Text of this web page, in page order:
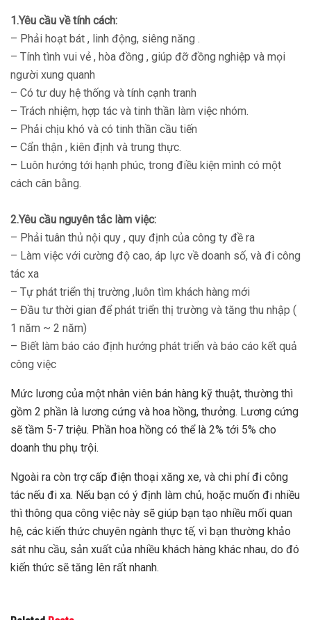
1.Yêu cầu về tính cách:
– Phải hoạt bát , linh động, siêng năng .
– Tính tình vui vẻ , hòa đồng , giúp đỡ đồng nghiệp và mọi
người xung quanh
– Có tư duy hệ thống và tính cạnh tranh
– Trách nhiệm, hợp tác và tinh thần làm việc nhóm.
– Phải chịu khó và có tinh thần cầu tiến
– Cẩn thận , kiên định và trung thực.
– Luôn hướng tới hạnh phúc, trong điều kiện mình có một
cách cân bằng.
2.Yêu cầu nguyên tắc làm việc:
– Phải tuân thủ nội quy , quy định của công ty đề ra
– Làm việc với cường độ cao, áp lực về doanh số, và đi công
tác xa
– Tự phát triển thị trường ,luôn tìm khách hàng mới
– Đầu tư thời gian để phát triển thị trường và tăng thu nhập (
1 năm ~ 2 năm)
– Biết làm báo cáo định hướng phát triển và báo cáo kết quả
công việc
Mức lương của một nhân viên bán hàng kỹ thuật, thường thì
gồm 2 phần là lương cứng và hoa hồng, thưởng. Lương cứng
sẽ tầm 5-7 triệu. Phần hoa hồng có thể là 2% tới 5% cho
doanh thu phụ trội.
Ngoài ra còn trợ cấp điện thoại xăng xe, và chi phí đi công
tác nếu đi xa. Nếu bạn có ý định làm chủ, hoặc muốn đi nhiều
thì thông qua công việc này sẽ giúp bạn tạo nhiều mối quan
hệ, các kiến thức chuyên ngành thực tế, vì bạn thường khảo
sát nhu cầu, sản xuất của nhiều khách hàng khác nhau, do đó
kiến thức sẽ tăng lên rất nhanh.